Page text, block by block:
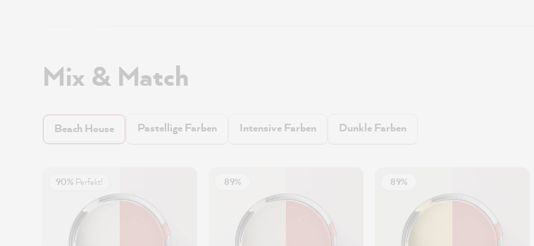
Mix & Match
Beach House Pastellige Farben Intensive Farben Dunkle Farben
90% Perfekt! 89% 89%